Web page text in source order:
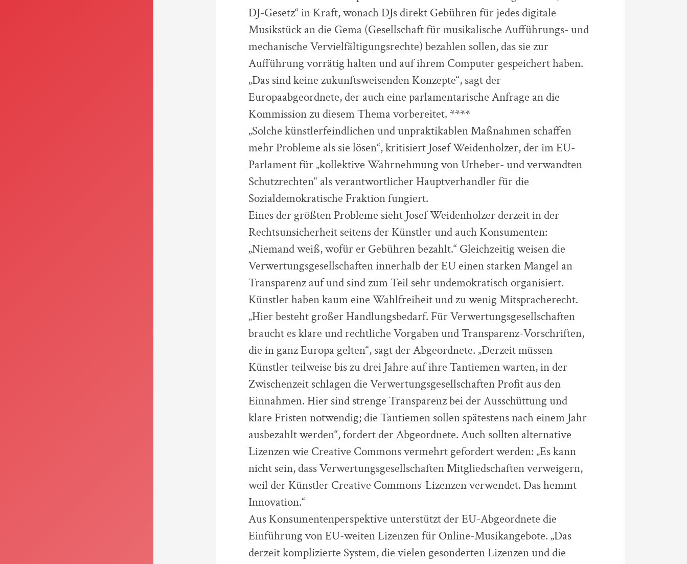
DJ-Gesetz“ in Kraft, wonach DJs direkt Gebühren für jedes digitale
Musikstück an die Gema (Gesellschaft für musikalische Aufführungs- und
mechanische Vervielfältigungsrechte) bezahlen sollen, das sie zur
Aufführung vorrätig halten und auf ihrem Computer gespeichert haben.
„Das sind keine zukunftsweisenden Konzepte“, sagt der
Europaabgeordnete, der auch eine parlamentarische Anfrage an die
Kommission zu diesem Thema vorbereitet. ****
„Solche künstlerfeindlichen und unpraktikablen Maßnahmen schaffen
mehr Probleme als sie lösen“, kritisiert Josef Weidenholzer, der im EU-
Parlament für „kollektive Wahrnehmung von Urheber- und verwandten
Schutzrechten“ als verantwortlicher Hauptverhandler für die
Sozialdemokratische Fraktion fungiert.
Eines der größten Probleme sieht Josef Weidenholzer derzeit in der
Rechtsunsicherheit seitens der Künstler und auch Konsumenten:
„Niemand weiß, wofür er Gebühren bezahlt.“ Gleichzeitig weisen die
Verwertungsgesellschaften innerhalb der EU einen starken Mangel an
Transparenz auf und sind zum Teil sehr undemokratisch organisiert.
Künstler haben kaum eine Wahlfreiheit und zu wenig Mitspracherecht.
„Hier besteht großer Handlungsbedarf. Für Verwertungsgesellschaften
braucht es klare und rechtliche Vorgaben und Transparenz-Vorschriften,
die in ganz Europa gelten“, sagt der Abgeordnete. „Derzeit müssen
Künstler teilweise bis zu drei Jahre auf ihre Tantiemen warten, in der
Zwischenzeit schlagen die Verwertungsgesellschaften Profit aus den
Einnahmen. Hier sind strenge Transparenz bei der Ausschüttung und
klare Fristen notwendig; die Tantiemen sollen spätestens nach einem Jahr
ausbezahlt werden“, fordert der Abgeordnete. Auch sollten alternative
Lizenzen wie Creative Commons vermehrt gefordert werden: „Es kann
nicht sein, dass Verwertungsgesellschaften Mitgliedschaften verweigern,
weil der Künstler Creative Commons-Lizenzen verwendet. Das hemmt
Innovation.“
Aus Konsumentenperspektive unterstützt der EU-Abgeordnete die
Einführung von EU-weiten Lizenzen für Online-Musikangebote. „Das
derzeit komplizierte System, die vielen gesonderten Lizenzen und die